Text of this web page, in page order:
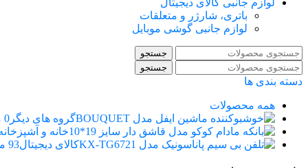
لوازم جانبی کالای دیجیتال
باتری، شارژر و متعلقات
لوازم جانبی گوشی موبایل
جستجو
جستجو
دسته بندی ها
همه محصولات
گروه های دیگر 0 محصول
خانه و
کالای دیجیتال93 محصول